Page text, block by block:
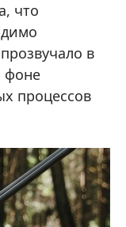
что
в
фоне
процессов